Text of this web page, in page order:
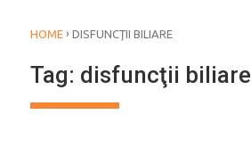
HOME › DISFUNCŢII BILIARE
Tag: disfuncţii biliare